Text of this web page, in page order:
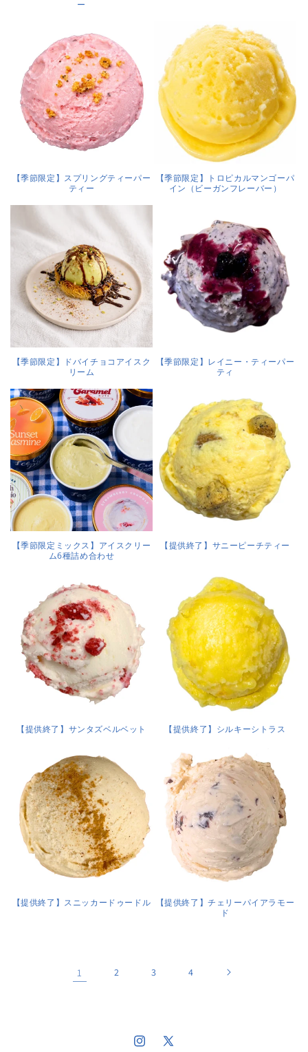
ー
【季節限定】スプリングティーパー
ティー
【季節限定】トロピカルマンゴーパ
イン（ビーガンフレーバー）
【季節限定】ドバイチョコアイスク
リーム
【季節限定】レイニー・ティーパー
ティ
【季節限定ミックス】アイスクリー
ム6種詰め合わせ
【提供終了】サニーピーチティー
【提供終了】サンタズベルベット 【提供終了】シルキーシトラス
【提供終了】スニッカードゥードル
【提供終了】チェリーパイアラモー
ド
1 2 3 4
Instagram
X